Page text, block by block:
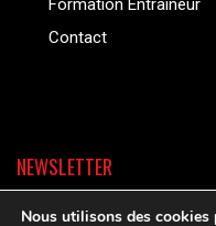
Formation Entraineur
Contact
NEWSLETTER
Nous utilisons des